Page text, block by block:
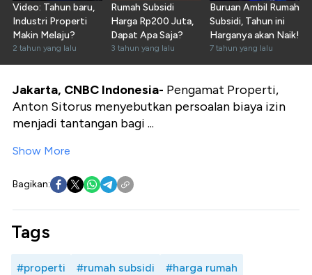
Video: Tahun baru,
Industri Properti
Makin Melaju?
2 tahun yang lalu
Rumah Subsidi
Harga Rp200 Juta,
Dapat Apa Saja?
3 tahun yang lalu
Buruan Ambil Rumah
Subsidi, Tahun ini
Harganya akan Naik!
7 tahun yang lalu
Jakarta, CNBC Indonesia- Pengamat Properti,
Anton Sitorus menyebutkan persoalan biaya izin
menjadi tantangan bagi ...
Show More
Bagikan:
Tags
#properti #rumah subsidi #harga rumah